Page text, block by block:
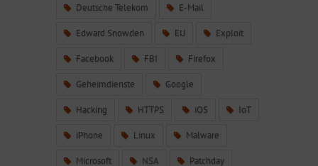
Deutsche Telekom E-Mail
Edward Snowden EU Exploit
Facebook FBI Firefox
Geheimdienste Google
Hacking HTTPS iOS IoT
iPhone Linux Malware
Microsoft NSA Patchday